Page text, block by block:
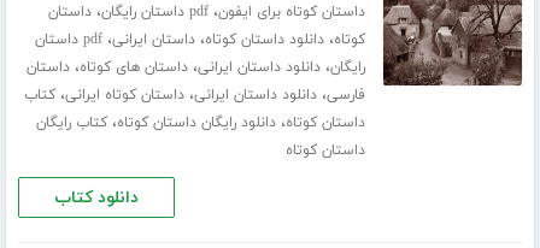
داستان کوتاه برای ایفون،pdf داستان رایگان ،داستان
کوتاه،دانلود داستان کوتاه،داستان ایرانی،
pdf داستان
رایگان،دانلود داستان ایرانی،داستان های کوتاه،داستان
فارسی،دانلود داستان ایرانی،داستان کوتاه ایرانی،کتاب
داستان کوتاه،دانلود رایگان داستان کوتاه،کتاب رایگان
داستان کوتاه
دانلود کتاب